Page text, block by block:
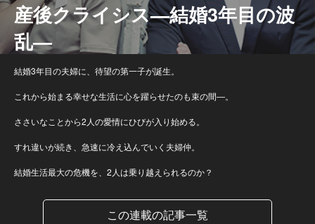
産後クライシス—結婚3年目の波
乱—
結婚3年目の夫婦に、待望の第一子が誕生。
これから始まる幸せな生活に心を躍らせたのも束の間―。
ささいなことから2人の愛情にひびが入り始める。
すれ違いが続き、急速に冷え込んでいく夫婦仲。
結婚生活最大の危機を、2人は乗り越えられるのか？
この連載の記事一覧